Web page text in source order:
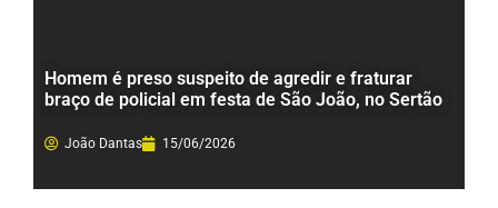
Homem é preso suspeito de agredir e fraturar
braço de policial em festa de São João, no Sertão
João Dantas 15/06/2026